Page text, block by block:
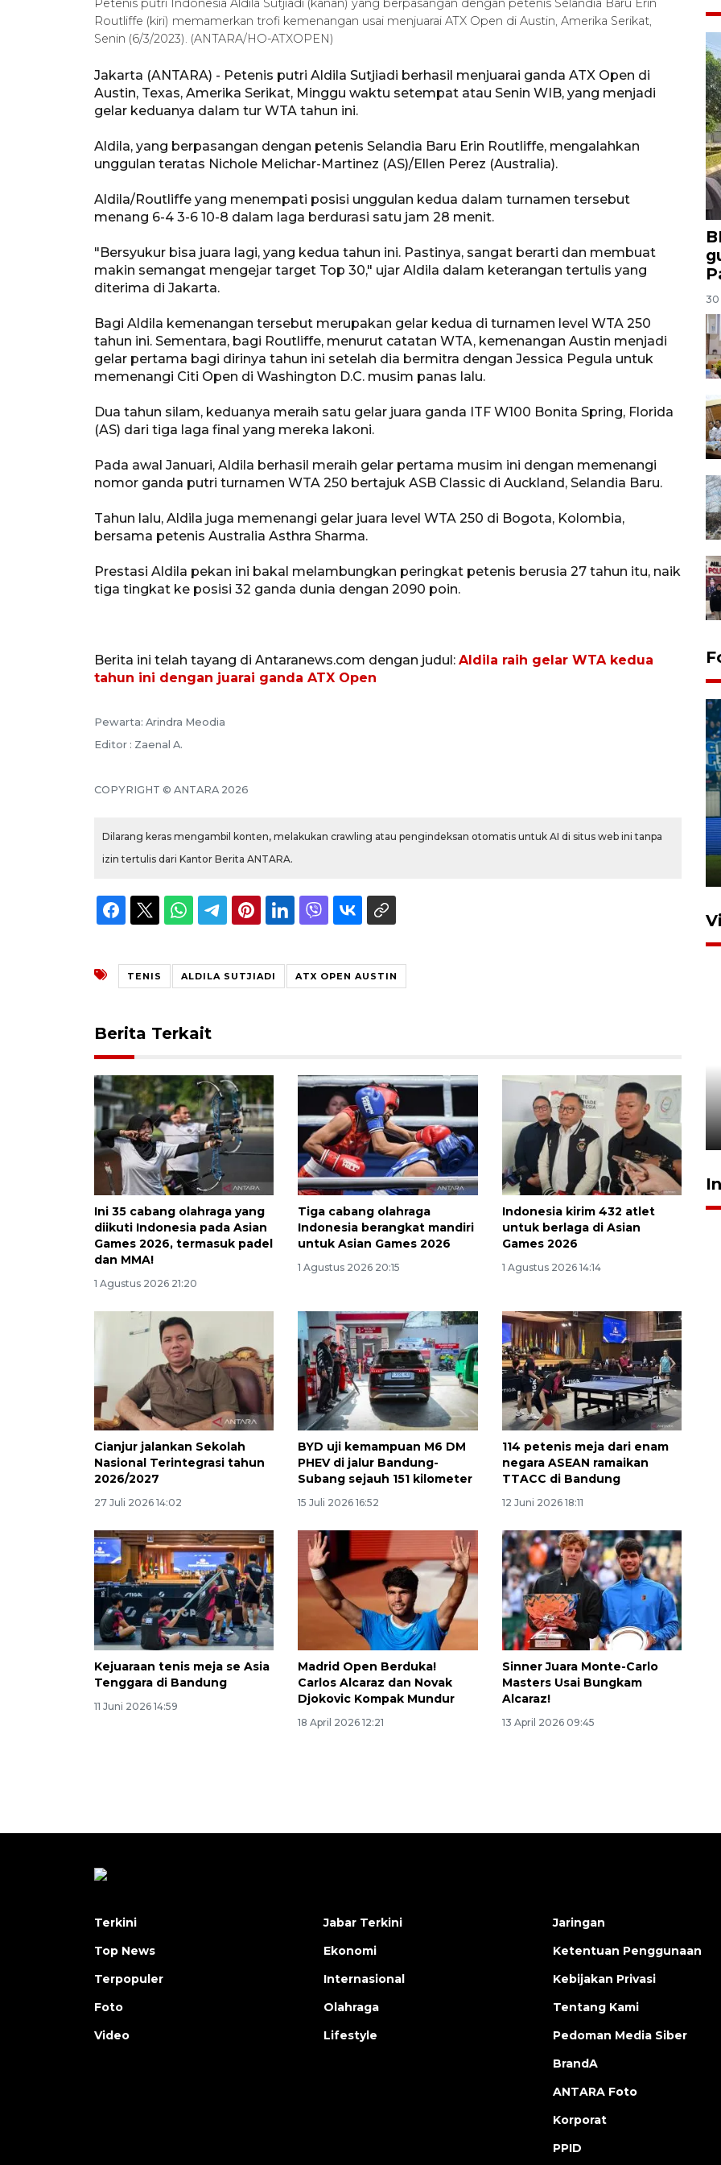
Petenis putri Indonesia Aldila Sutjiadi (kanan) yang berpasangan dengan petenis Selandia Baru Erin
Routliffe (kiri) memamerkan trofi kemenangan usai menjuarai ATX Open di Austin, Amerika Serikat,
Senin (6/3/2023). (ANTARA/HO-ATXOPEN)
Jakarta (ANTARA) - Petenis putri Aldila Sutjiadi berhasil menjuarai ganda ATX Open di
Austin, Texas, Amerika Serikat, Minggu waktu setempat atau Senin WIB, yang menjadi
gelar keduanya dalam tur WTA tahun ini.
Aldila, yang berpasangan dengan petenis Selandia Baru Erin Routliffe, mengalahkan
unggulan teratas Nichole Melichar-Martinez (AS)/Ellen Perez (Australia).
Aldila/Routliffe yang menempati posisi unggulan kedua dalam turnamen tersebut
menang 6-4 3-6 10-8 dalam laga berdurasi satu jam 28 menit.
"Bersyukur bisa juara lagi, yang kedua tahun ini. Pastinya, sangat berarti dan membuat
makin semangat mengejar target Top 30," ujar Aldila dalam keterangan tertulis yang
diterima di Jakarta.
Bagi Aldila kemenangan tersebut merupakan gelar kedua di turnamen level WTA 250
tahun ini. Sementara, bagi Routliffe, menurut catatan WTA, kemenangan Austin menjadi
gelar pertama bagi dirinya tahun ini setelah dia bermitra dengan Jessica Pegula untuk
memenangi Citi Open di Washington D.C. musim panas lalu.
Dua tahun silam, keduanya meraih satu gelar juara ganda ITF W100 Bonita Spring, Florida
(AS) dari tiga laga final yang mereka lakoni.
Pada awal Januari, Aldila berhasil meraih gelar pertama musim ini dengan memenangi
nomor ganda putri turnamen WTA 250 bertajuk ASB Classic di Auckland, Selandia Baru.
Tahun lalu, Aldila juga memenangi gelar juara level WTA 250 di Bogota, Kolombia,
bersama petenis Australia Asthra Sharma.
Prestasi Aldila pekan ini bakal melambungkan peringkat petenis berusia 27 tahun itu, naik
tiga tingkat ke posisi 32 ganda dunia dengan 2090 poin.
Berita ini telah tayang di Antaranews.com dengan judul: Aldila raih gelar WTA kedua
tahun ini dengan juarai ganda ATX Open
Pewarta: Arindra Meodia
Editor : Zaenal A.
COPYRIGHT © ANTARA 2026
Dilarang keras mengambil konten, melakukan crawling atau pengindeksan otomatis untuk AI di situs web ini tanpa
izin tertulis dari Kantor Berita ANTARA.
TENIS ALDILA SUTJIADI ATX OPEN AUSTIN
Berita Terkait
Ini 35 cabang olahraga yang
diikuti Indonesia pada Asian
Games 2026, termasuk padel
dan MMA!
1 Agustus 2026 21:20
Tiga cabang olahraga
Indonesia berangkat mandiri
untuk Asian Games 2026
1 Agustus 2026 20:15
Indonesia kirim 432 atlet
untuk berlaga di Asian
Games 2026
1 Agustus 2026 14:14
Cianjur jalankan Sekolah
Nasional Terintegrasi tahun
2026/2027
27 Juli 2026 14:02
BYD uji kemampuan M6 DM
PHEV di jalur Bandung-
Subang sejauh 151 kilometer
15 Juli 2026 16:52
114 petenis meja dari enam
negara ASEAN ramaikan
TTACC di Bandung
12 Juni 2026 18:11
Kejuaraan tenis meja se Asia
Tenggara di Bandung
11 Juni 2026 14:59
Madrid Open Berduka!
Carlos Alcaraz dan Novak
Djokovic Kompak Mundur
18 April 2026 12:21
Sinner Juara Monte-Carlo
Masters Usai Bungkam
Alcaraz!
13 April 2026 09:45
30
Balikpapan
Pigai: Penangkapan begal
tetap kewenangan aparat
penegak hukum
29 Juli 2026 00:31
Belanja turis asing beri angin
segar bagi ekonomi
2026-08-05 09:00:00
Terkini
Top News
Terpopuler
Foto
Video
Jabar Terkini
Ekonomi
Internasional
Olahraga
Lifestyle
Jaringan
Ketentuan Penggunaan
Kebijakan Privasi
Tentang Kami
Pedoman Media Siber
BrandA
ANTARA Foto
Korporat
PPID